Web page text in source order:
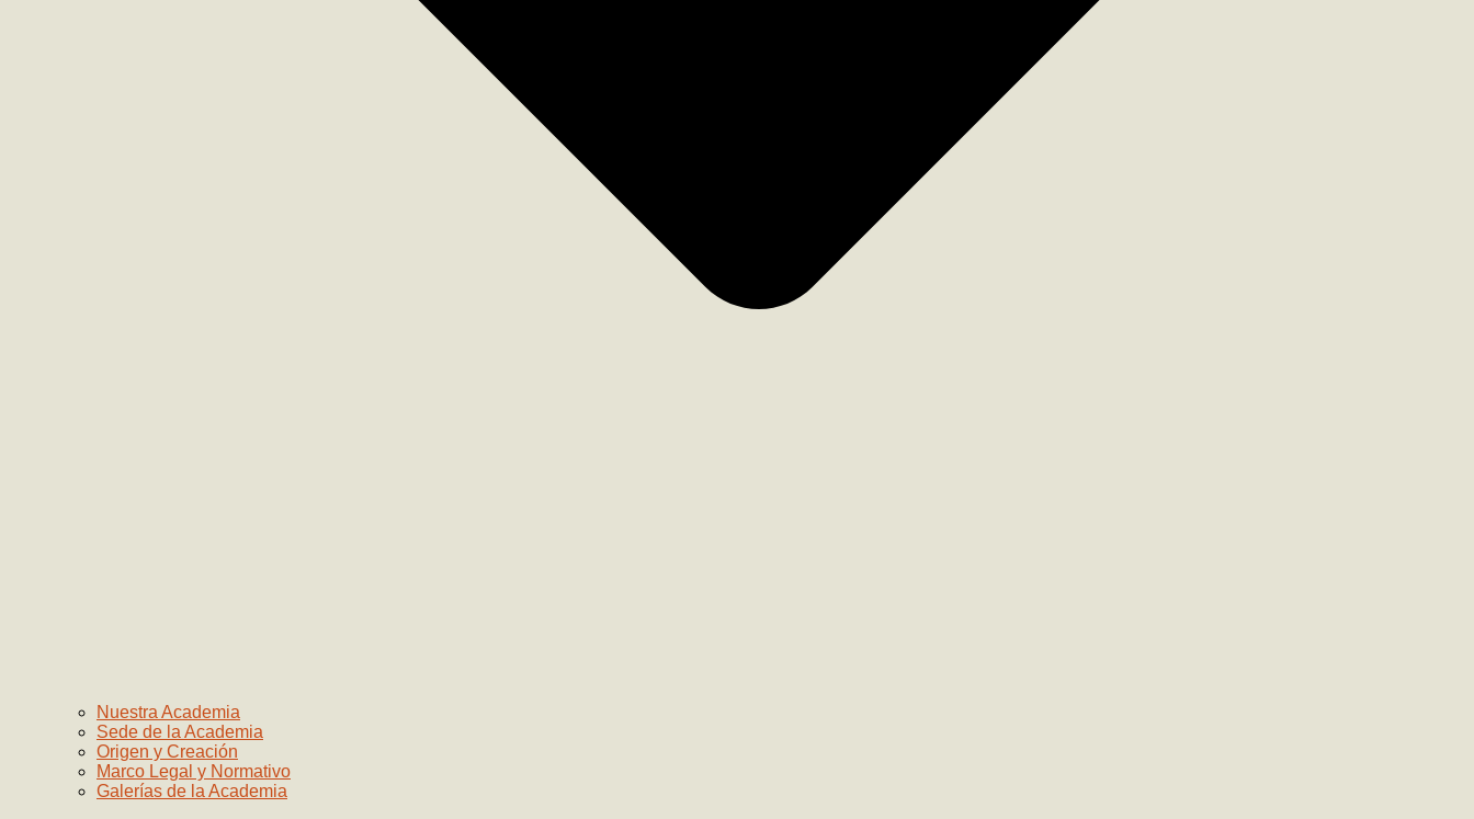
Nuestra Academia
Sede de la Academia
Origen y Creación
Marco Legal y Normativo
Galerías de la Academia